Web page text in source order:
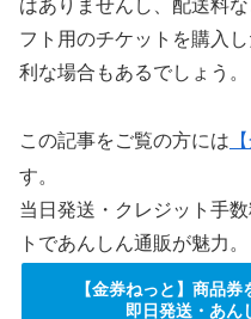
はありませんし、配送料
フト用のチケットを購入
利な場合もあるでしょう。
この記事をご覧の方には
す。
当日発送・クレジット手
トであんしん通販が魅力。
【金券ねっと】商品
即日発送・あん